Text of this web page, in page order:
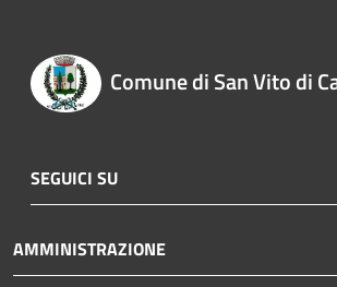
Comune di San Vito di
SEGUICI SU
AMMINISTRAZIONE